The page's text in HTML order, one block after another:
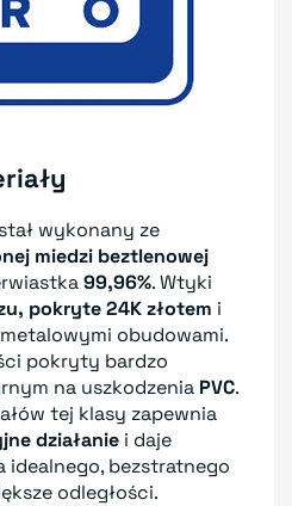
wykonany ze
miedzi beztlenowej
99,96%. Wtyki
pokryte 24K złotem i
obudowami.
pokryty bardzo
na uszkodzenia PVC.
tej klasy zapewnia
działanie i daje
idealnego, bezstratnego
odległości.